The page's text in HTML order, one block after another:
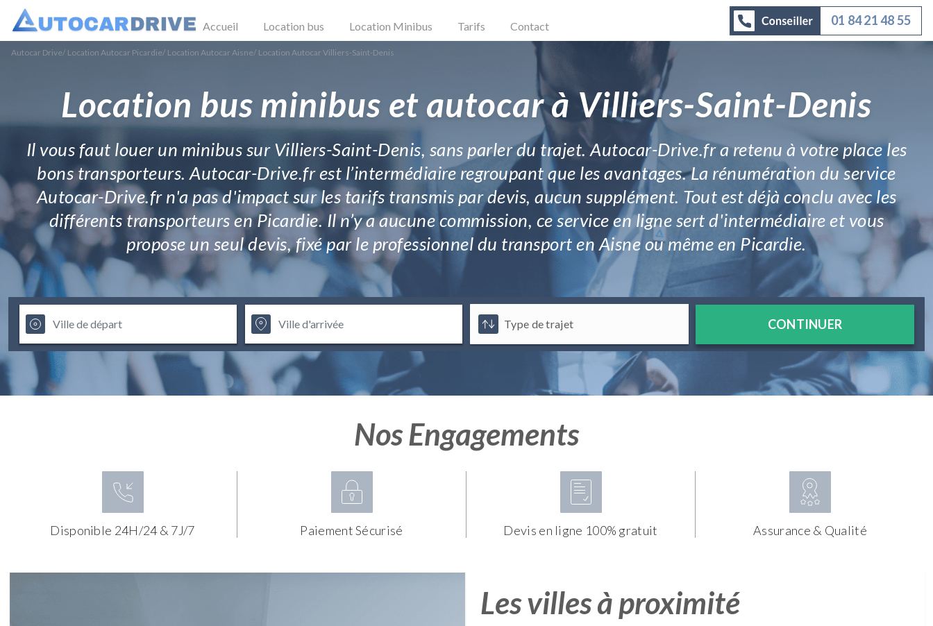
Accueil Location bus Location Minibus Tarifs Contact 01 84 21 48 55
Autocar Drive/ Location Autocar Picardie/ Location Autocar Aisne/ Location Autocar Villiers-Saint-Denis
Location bus minibus et autocar à Villiers-Saint-Denis
Il vous faut louer un minibus sur Villiers-Saint-Denis, sans parler du trajet. Autocar-Drive.fr a retenu à votre place les
bons transporteurs. Autocar-Drive.fr est l’intermédiaire regroupant que les avantages. La rénumération du service
Autocar-Drive.fr n'a pas d'impact sur les tarifs transmis par devis, aucun supplément. Tout est déjà conclu avec les
différents transporteurs en Picardie. Il n’y a aucune commission, ce service en ligne sert d'intermédiaire et vous
propose un seul devis, fixé par le professionnel du transport en Aisne ou même en Picardie.
CONTINUER
Nos Engagements
Disponible 24H/24 & 7J/7 Paiement Sécurisé Devis en ligne 100% gratuit Assurance & Qualité
Les villes à proximité